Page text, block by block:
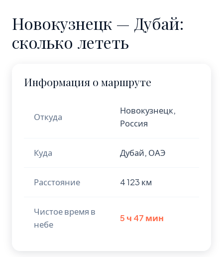
Новокузнецк — Дубай:
сколько лететь
Информация о маршруте
Откуда
Новокузнецк,
Россия
Куда Дубай, ОАЭ
Расстояние 4 123 км
Чистое время в
небе
5 ч 47 мин